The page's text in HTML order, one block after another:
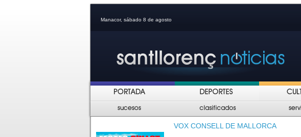
Manacor, sábado 8 de agosto
VOX CONSELL DE MALLORCA